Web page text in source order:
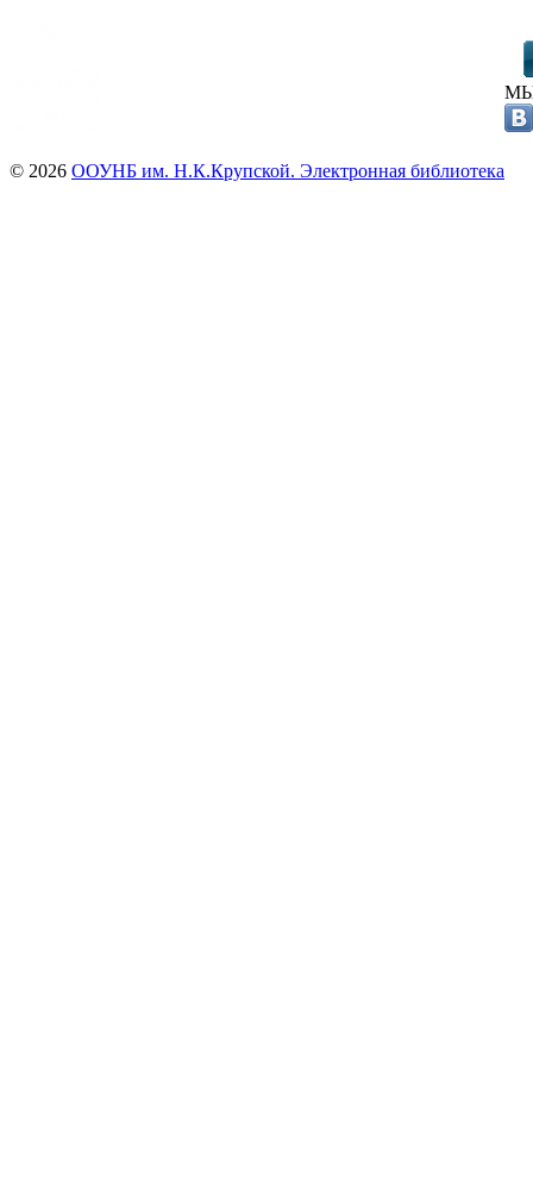
© 2026 ООУНБ им. Н.К.Крупской. Электронная библиотека